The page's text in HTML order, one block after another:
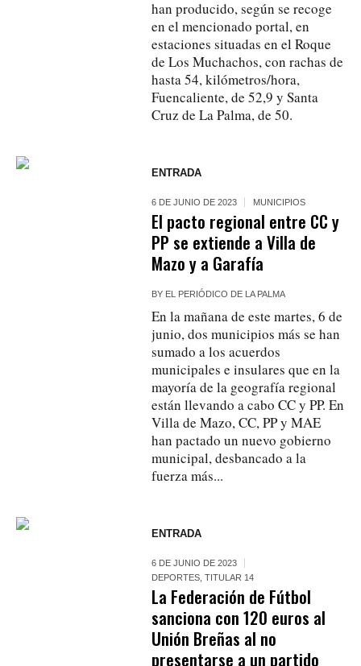
han producido, según se recoge
en el mencionado portal, en
estaciones situadas en el Roque
de Los Muchachos, con rachas de
hasta 54, kilómetros/hora,
Fuencaliente, de 52,9 y Santa
Cruz de La Palma, de 50.
ENTRADA
6 DE JUNIO DE 2023 MUNICIPIOS
El pacto regional entre CC y
PP se extiende a Villa de
Mazo y a Garafía
BY EL PERIÓDICO DE LA PALMA
En la mañana de este martes, 6 de
junio, dos municipios más se han
sumado a los acuerdos
municipales e insulares que en la
mayoría de la geografía regional
están llevando a cabo CC y PP. En
Villa de Mazo, CC, PP y MAE
han pactado un nuevo gobierno
municipal, desbancado a la
fuerza más...
ENTRADA
6 DE JUNIO DE 2023
DEPORTES ,TITULAR 14
La Federación de Fútbol
sanciona con 120 euros al
Unión Breñas al no
presentarse a un partido